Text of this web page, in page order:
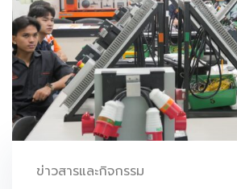
ข่าวสารและกิจกรรม